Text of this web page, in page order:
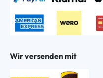
Wir versenden mit